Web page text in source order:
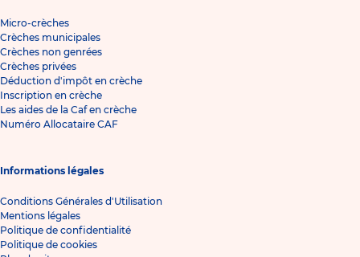
Micro-crèches
Crèches municipales
Crèches non genrées
Crèches privées
Déduction d'impôt en crèche
Inscription en crèche
Les aides de la Caf en crèche
Numéro Allocataire CAF
Informations légales
Conditions Générales d'Utilisation
Mentions légales
Politique de confidentialité
Politique de cookies